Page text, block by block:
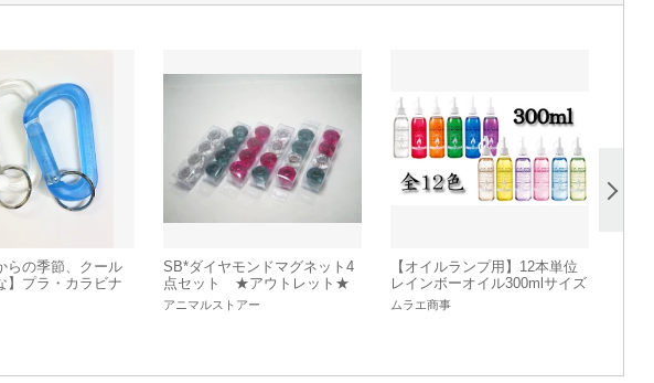
らの季節、クール
】プラ・カラビナ
SB*ダイヤモンドマグネット4
点セット ★アウトレット★
処分
アニマルストアー
【オイルランプ用】12本単位
レインボーオイル300mlサイズ
(全11色)
ムラエ商事